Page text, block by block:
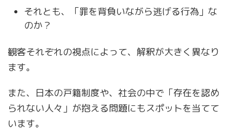
それとも、「罪を背負いながら逃げる行為」な
のか？
観客それぞれの視点によって、解釈が大きく異なり
ます。
また、日本の戸籍制度や、社会の中で「存在を認め
られない人々」が抱える問題にもスポットを当てて
います。